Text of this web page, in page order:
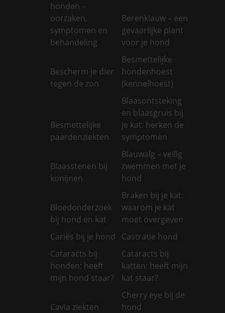
honden –
oorzaken,
symptomen en
behandeling
Berenklauw – een
gevaarlijke plant
voor je hond
Bescherm je dier
tegen de zon
Besmettelijke
hondenhoest
(kennelhoest)
Besmettelijke
paardenziekten
Blaasontsteking
en blaasgruis bij
je kat: herken de
symptomen
Blaasstenen bij
konijnen
Blauwalg – veilig
zwemmen met je
hond
Bloedonderzoek
bij hond en kat
Braken bij je kat:
waarom je kat
moet overgeven
Cariës bij je hond
Castratie hond
Cataracts bij
honden: heeft
mijn hond staar?
Cataracts bij
katten: heeft mijn
kat staar?
Cavia ziekten
Cherry eye bij de
hond